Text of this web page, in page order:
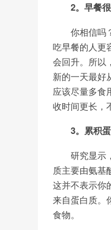
2。早餐
你相信吗
吃早餐的人更
会回升。所以
新的一天最好
应该尽量多食
收时间更长，
3。累积
研究显示
质主要由氨基
这并不表示你
来自蛋白质。
食物。